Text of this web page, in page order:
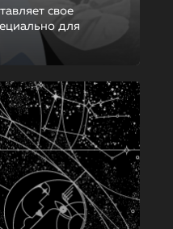
свое
для